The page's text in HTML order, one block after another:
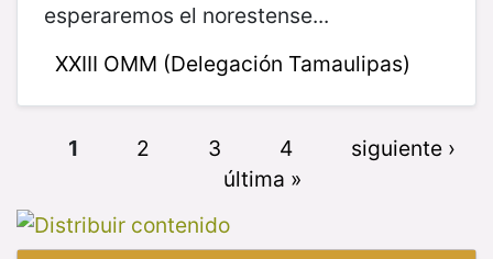
esperaremos el norestense...
XXIII OMM (Delegación Tamaulipas)
1 2 3 4
siguiente ›
última »